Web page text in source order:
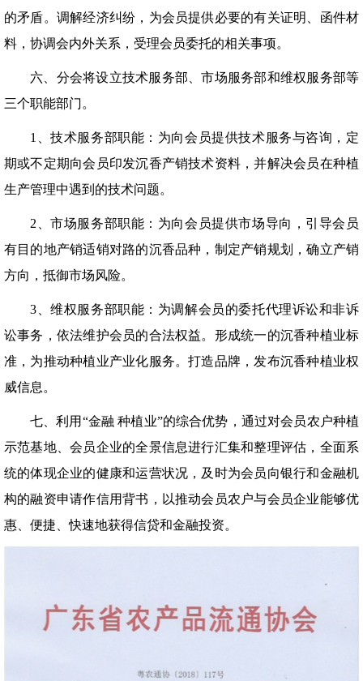
的矛盾。调解经济纠纷，为会员提供必要的有关证明、函件材
料，协调会内外关系，受理会员委托的相关事项。
六、分会将设立技术服务部、市场服务部和维权服务部等
三个职能部门。
1、技术服务部职能：为向会员提供技术服务与咨询，定
期或不定期向会员印发沉香产销技术资料，并解决会员在种植
生产管理中遇到的技术问题。
2、市场服务部职能：为向会员提供市场导向，引导会员
有目的地产销适销对路的沉香品种，制定产销规划，确立产销
方向，抵御市场风险。
3、维权服务部职能：为调解会员的委托代理诉讼和非诉
讼事务，依法维护会员的合法权益。形成统一的沉香种植业标
准，为推动种植业产业化服务。打造品牌，发布沉香种植业权
威信息。
七、利用“金融 种植业”的综合优势，通过对会员农户种植
示范基地、会员企业的全景信息进行汇集和整理评估，全面系
统的体现企业的健康和运营状况，及时为会员向银行和金融机
构的融资申请作信用背书，以推动会员农户与会员企业能够优
惠、便捷、快速地获得信贷和金融投资。